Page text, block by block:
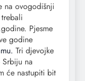
na ovogodišnji
Pjesme
godine
Tri djevojke
na
će nastupiti bit